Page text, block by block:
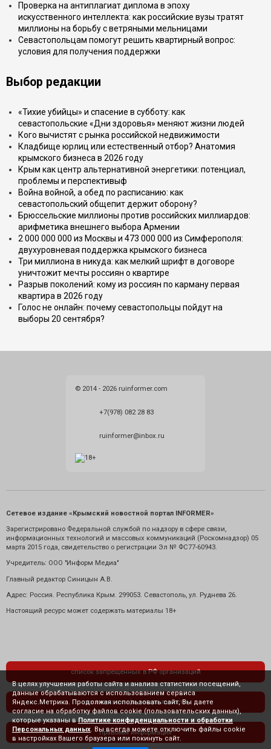
Проверка на антиплагиат диплома в эпоху
искусственного интеллекта: как российские вузы тратят
миллионы на борьбу с ветряными мельницами
Севастопольцам помогут решить квартирный вопрос:
условия для получения поддержки
Выбор редакции
«Тихие убийцы» и спасение в субботу: как
севастопольские «Дни здоровья» меняют жизни людей
Кого вычистят с рынка российской недвижимости
Кладбище юрлиц или естественный отбор? Анатомия
крымского бизнеса в 2026 году
Крым как центр альтернативной энергетики: потенциал,
проблемы и перспективыф
Война войной, а обед по расписанию: как
севастопольский общепит держит оборону?
Брюссельские миллионы против российских миллиардов:
арифметика внешнего выбора Армении
2 000 000 000 из Москвы и 473 000 000 из Симферополя:
двухуровневая поддержка крымского бизнеса
Три миллиона в никуда: как мелкий шрифт в договоре
уничтожит мечты россиян о квартире
Разрыв поколений: кому из россиян по карману первая
квартира в 2026 году
Голос не онлайн: почему севастопольцы пойдут на
выборы 20 сентября?
© 2014 - 2026 ruinformer.com
+7(978) 082 28 83
ruinformer@inbox.ru
Сетевое издание «Крымский новостной портал INFORMER»
Зарегистрировано Федеральной службой по надзору в сфере связи,
информационных технологий и массовых коммуникаций (Роскомнадзор) 05
марта 2015 года, свидетельство о регистрации Эл № ФС77-60943.
Учредитель: ООО "Информ Медиа"
Главный редактор Синицын А.В.
Адрес: Россия. Республика Крым. 299053. Севастополь, ул. Руднева 26.
Настоящий ресурс может содержать материалы 18+
список запрещенных в РФ организаций
политика конфиденциальности
правовая информация
В целях улучшения работы сайта и анализа статистики посещений,
данные обрабатываются с использованием сервиса
Яндекс.Метрика. Продолжая использовать сайт, Вы даете
согласие на обработку файлов cookie (пользовательских данных),
которые указаны в Политике конфиденциальности и обработки
Персональных данных . Вы всегда можете отключить файлы cookie
в настройках Вашего браузера или покинуть сайт.